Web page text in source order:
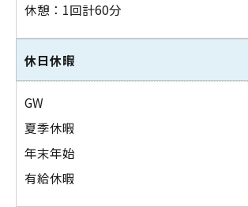
休憩：1回計60分
休日休暇
GW
夏季休暇
年末年始
有給休暇